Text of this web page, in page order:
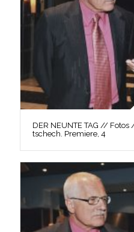
DER NEUNTE TAG //
tschech. Premiere, 4